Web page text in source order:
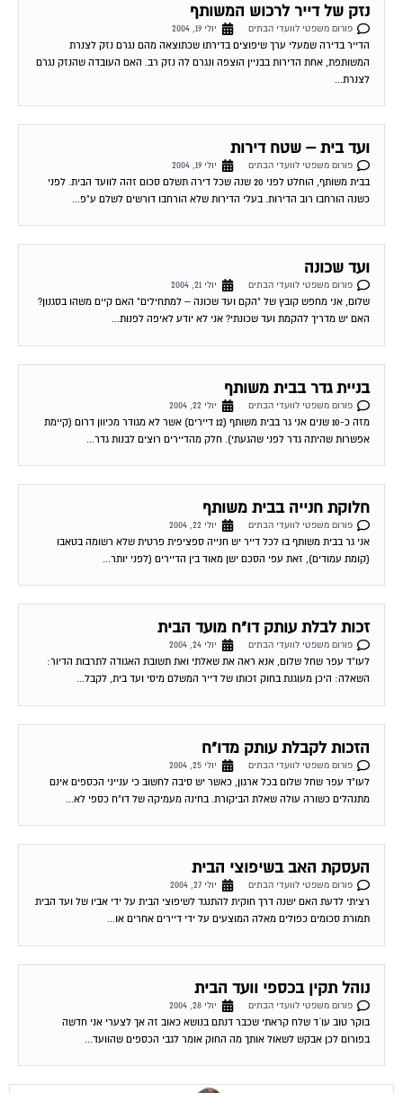
נזק של דייר לרכוש המשותף
פורום משפטי לוועדי הבתים
יולי 19, 2004
הדייר בדירה שמעלי ערך שיפוצים בדירתו שכתוצאה מהם נגרם נזק לצנרת
המשותפת, אחת הדירות בבניין הוצפה ונגרם לה נזק רב. האם העובדה שהנזק נגרם
לצנרת...
ועד בית – שטח דירות
פורום משפטי לוועדי הבתים
יולי 19, 2004
בבית משותף, הוחלט לפני 20 שנה שכל דירה תשלם סכום זהה לוועד הבית. לפני
כשנה הורחבו רוב הדירות. בעלי הדירות שלא הורחבו דורשים לשלם ע"פ...
ועד שכונה
פורום משפטי לוועדי הבתים
יולי 21, 2004
שלום, אני מחפש קובץ של "הקם ועד שכונה – למתחילים" האם קיים משהו בסגנון?
האם יש מדריך להקמת ועד שכונתי? אני לא יודע לאיפה לפנות...
בניית גדר בבית משותף
פורום משפטי לוועדי הבתים
יולי 22, 2004
מזה כ-10 שנים אני גר בבית משותף (12 דיירים) אשר לא מגודר מכיוון דרום (קיימת
אפשרות שהיתה גדר לפני שהגעתי). חלק מהדיירים רוצים לבנות גדר...
חלוקת חנייה בבית משותף
פורום משפטי לוועדי הבתים
יולי 22, 2004
אני גר בבית משותף בו לכל דייר יש חנייה ספציפית פרטית שלא רשומה בטאבו
(קומת עמודים), זאת עפי הסכם ישן מאוד בין הדיירים (לפני יותר...
זכות לבלת עותק דו"ח מועד הבית
פורום משפטי לוועדי הבתים
יולי 24, 2004
לעו"ד עפר שחל שלום, אנא ראה את שאלתי ואת תשובת האגודה לתרבות הדיור:
השאלה: היכן מעוגנת בחוק זכותו של דייר המשלם מיסי ועד בית, לקבל...
הזכות לקבלת עותק מדו"ח
פורום משפטי לוועדי הבתים
יולי 25, 2004
לעו"ד עפר שחל שלום בכל ארגון, כאשר יש סיבה לחשוב כי ענייני הכספים אינם
מתנהלים כשורה עולה שאלת הביקורת. בחינה מעמיקה של דו"ח כספי לא...
העסקת האב בשיפוצי הבית
פורום משפטי לוועדי הבתים
יולי 27, 2004
רציתי לדעת האם ישנה דרך חוקית להתנגד לשיפוצי הבית על ידי אביו של ועד הבית
תמורת סכומים כפולים מאלה המוצעים על ידי דיירים אחרים או...
נוהל תקין בכספי וועד הבית
פורום משפטי לוועדי הבתים
יולי 28, 2004
בוקר טוב עו´ד שלח קראתי שכבר דנתם בנושא כאוב זה אך לצערי אני חדשה
בפורום לכן אבקש לשאול אותך מה החוק אומר לגבי הכספים שהוועד...